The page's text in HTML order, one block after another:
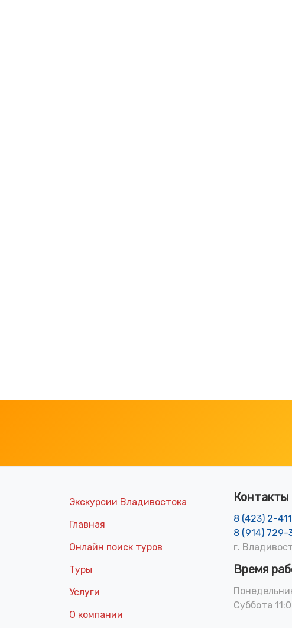
Экскурсии Владивостока
Главная
Онлайн поиск туров
Туры
Услуги
О компании
Контакты
8 (423) 2-
8 (914) 729-
г.
Время
Суббота